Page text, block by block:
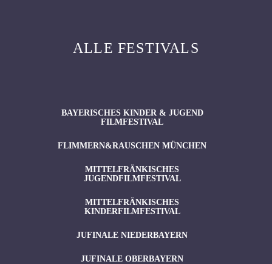
ALLE FESTIVALS
BAYERISCHES KINDER & JUGEND
FILMFESTIVAL
FLIMMERN&RAUSCHEN MÜNCHEN
MITTELFRÄNKISCHES
JUGENDFILMFESTIVAL
MITTELFRÄNKISCHES
KINDERFILMFESTIVAL
JUFINALE NIEDERBAYERN
JUFINALE OBERBAYERN